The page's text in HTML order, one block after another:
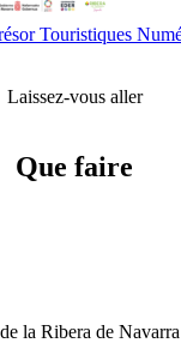
Touristiques
Laissez-vous aller
Que faire
la Ribera de Navarra